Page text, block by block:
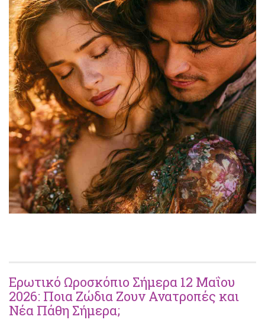
Ερωτικό Ωροσκόπιο Σήμερα 12 Μαΐου
2026: Ποια Ζώδια Ζουν Ανατροπές και
Νέα Πάθη Σήμερα;